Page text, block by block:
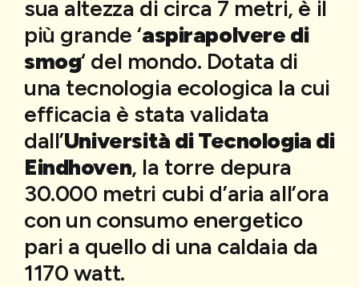
sua altezza di circa 7 metri, è il
più grande ‘aspirapolvere di
smog‘ del mondo. Dotata di
una tecnologia ecologica la cui
efficacia è stata validata
dall’Università di Tecnologia di
Eindhoven, la torre depura
30.000 metri cubi d’aria all’ora
con un consumo energetico
pari a quello di una caldaia da
1170 watt.